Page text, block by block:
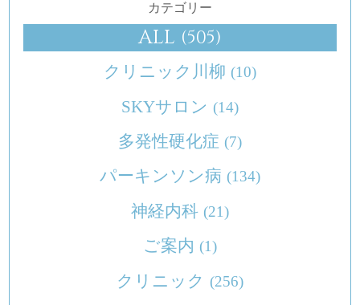
カテゴリー
ALL (505)
クリニック川柳 (10)
SKYサロン (14)
多発性硬化症 (7)
パーキンソン病 (134)
神経内科 (21)
ご案内 (1)
クリニック (256)